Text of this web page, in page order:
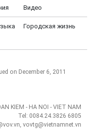
Видео
Городская жизнь
on December 6, 2011
KIEM - HA NOI - VIET NAM
Tel: 0084.24.3826 6805
vovtg@vietnamnet.vn